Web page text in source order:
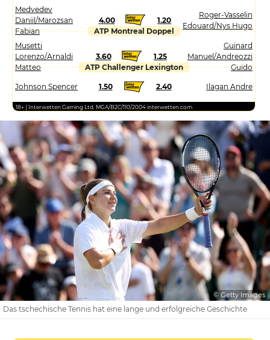
Medvedev
Daniil/Marozsan
Fabian
4.00 1.20
Roger-Vasselin
Edouard/Nys Hugo
ATP Montreal Doppel
Musetti
Lorenzo/Arnaldi
Matteo
3.60 1.25
Guinard
Manuel/Andreozzi
Guido
ATP Challenger Lexington
Johnson Spencer 1.50 2.40 Ilagan Andre
18+ | Interwetten Gaming Ltd. MGA/B2C/110/2004 interwetten.com
© Getty Images
Das tschechische Tennis hat eine lange und erfolgreiche Geschichte